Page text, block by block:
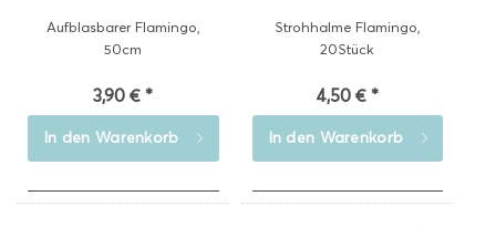
Aufblasbarer Flamingo,
50cm
3,90 € *
In den Warenkorb
Strohhalme Flamingo,
20Stück
4,50 € *
In den Warenkorb